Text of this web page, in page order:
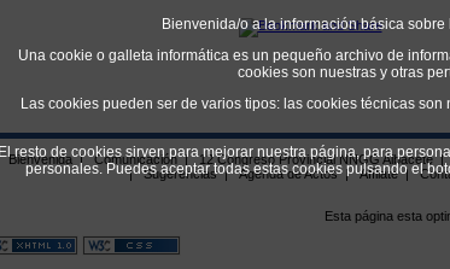
Bienvenida/o a la información básica
Una cookie o galleta informática es un pequeño archivo de
cookies son nuestras y otras
Las cookies pueden ser de varios tipos: las cookies técnicas
El resto de cookies sirven para mejorar nuestra página, para
personales. Puedes aceptar todas estas cookies pulsando el
Bienvenida | Comunicación | 12 Congreso Provincial NNGG Albacete |
|
Sugerencias | Agenda de Actos | Afíliate |
Esta página esta